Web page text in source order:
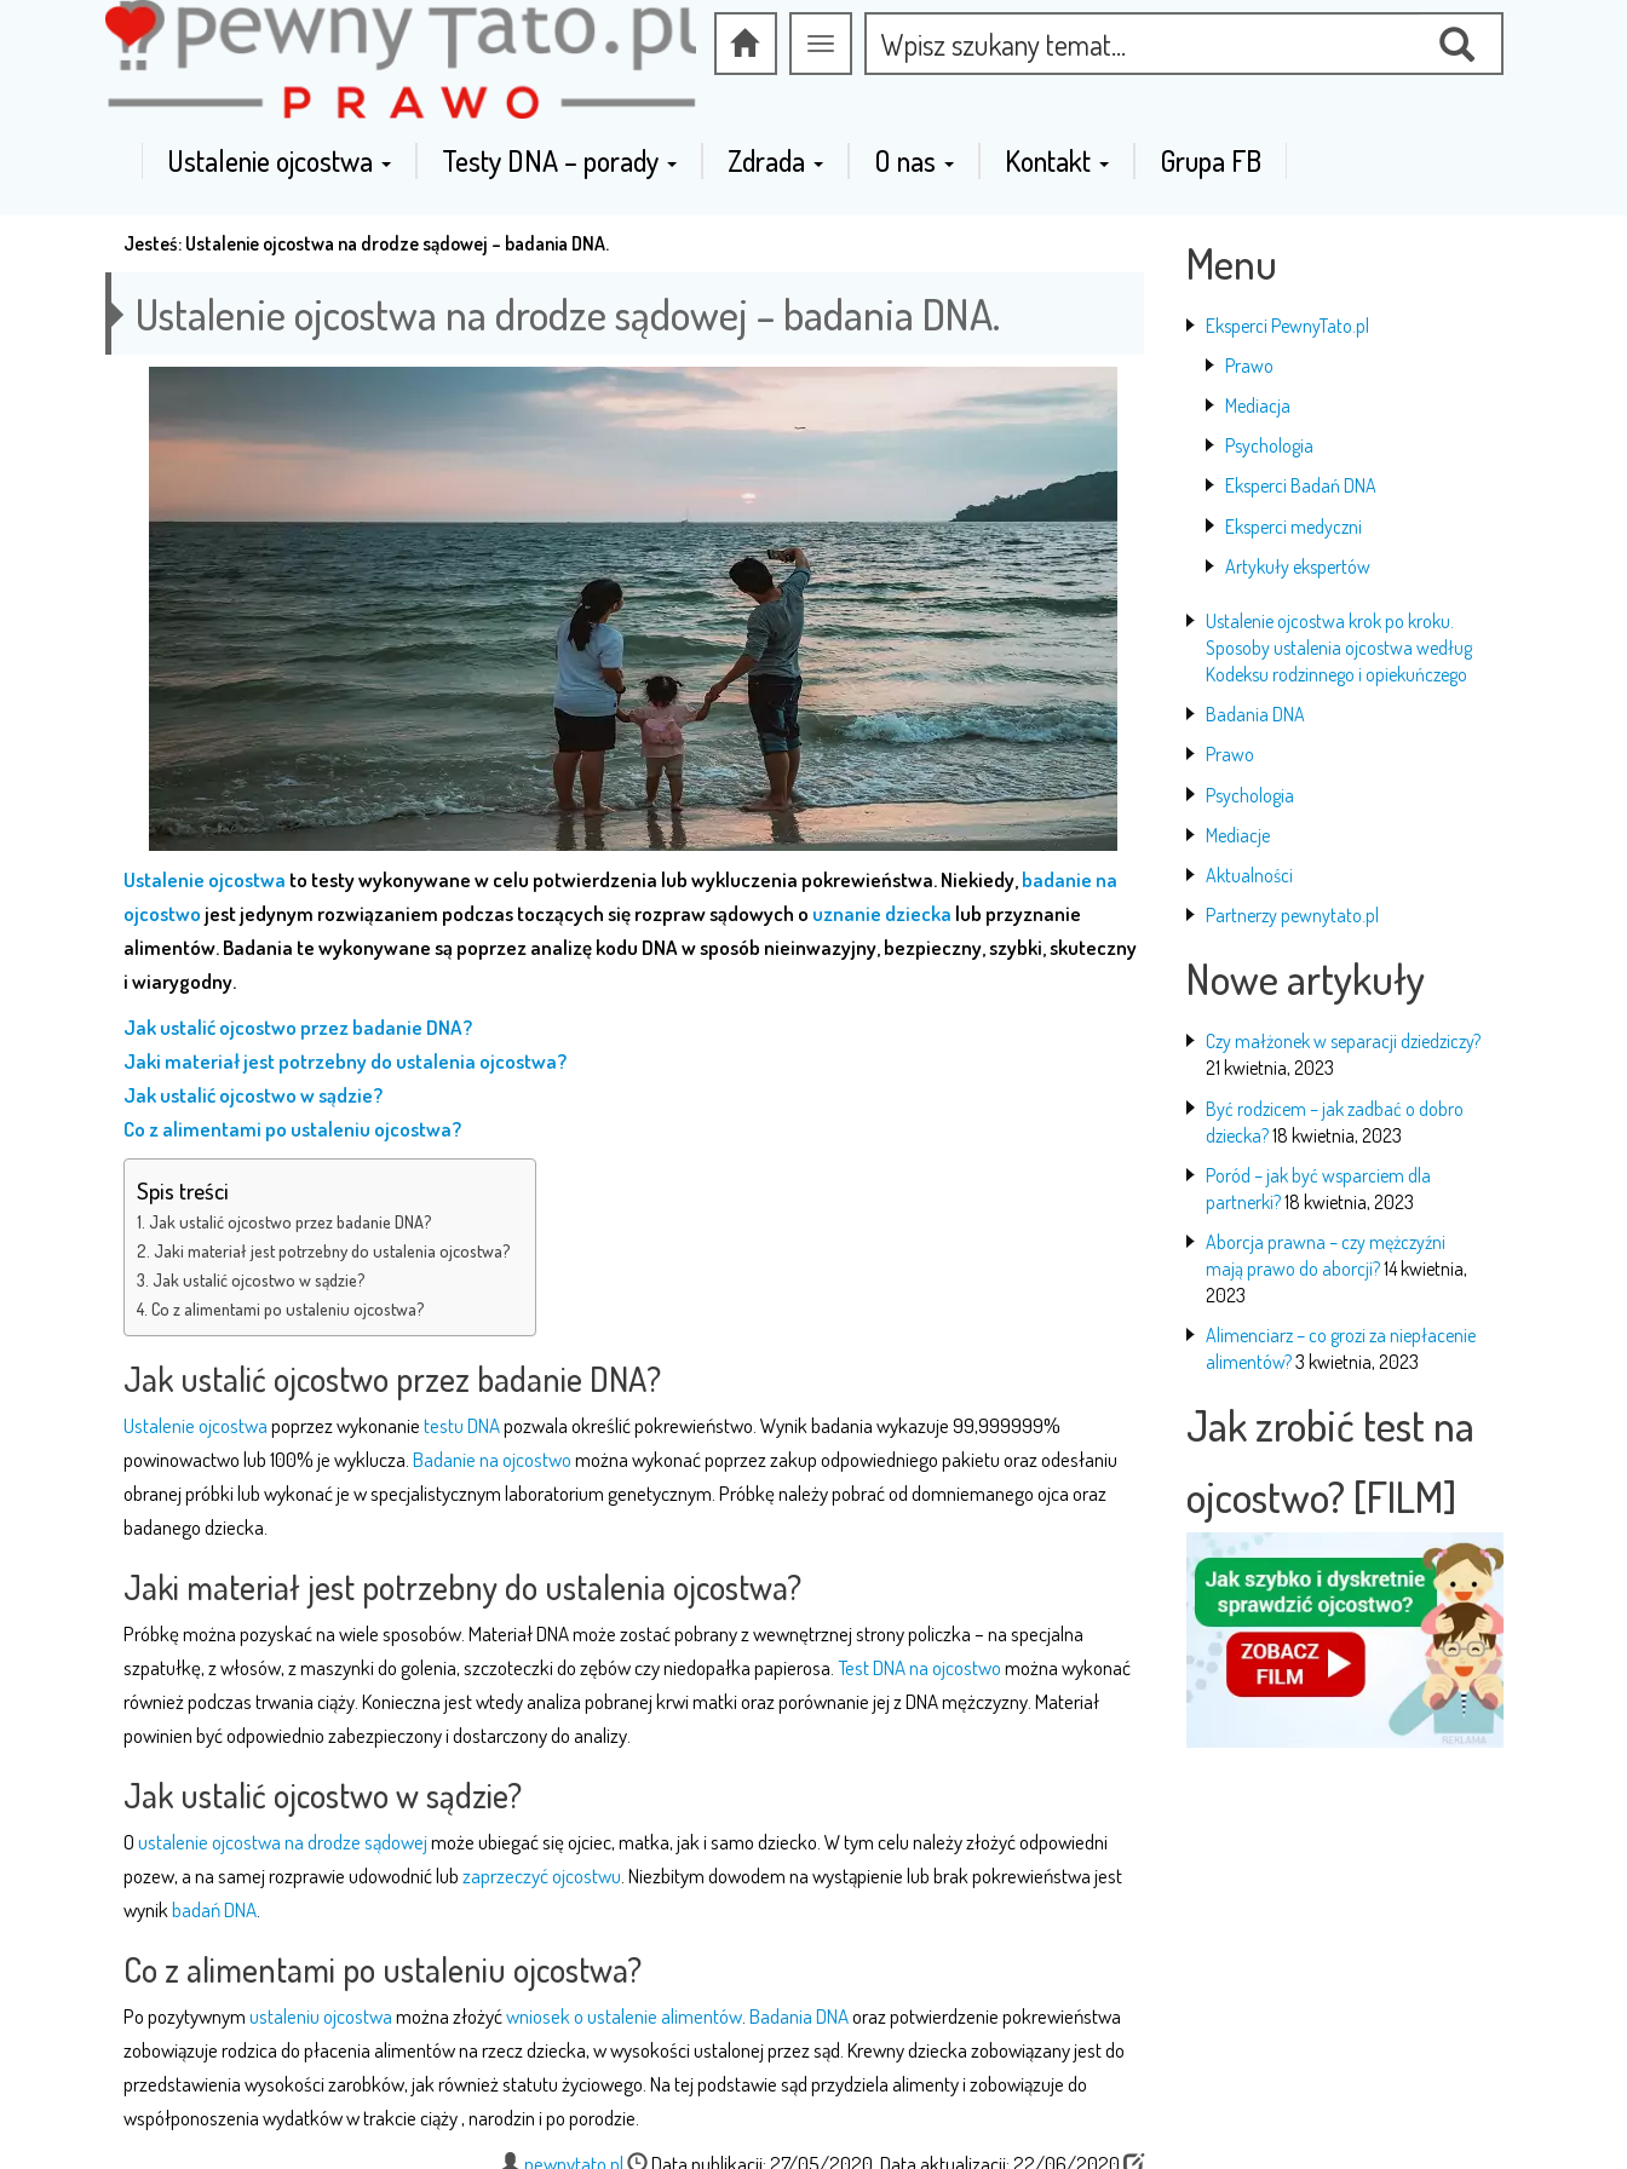
Przełącz
nawigację
Ustalenie ojcostwa Testy DNA – porady Zdrada O nas Kontakt Grupa FB
Jesteś: Ustalenie ojcostwa na drodze sądowej – badania DNA.
Ustalenie ojcostwa na drodze sądowej – badania DNA.
Ustalenie ojcostwa to testy wykonywane w celu potwierdzenia lub wykluczenia pokrewieństwa. Niekiedy, badanie na
ojcostwo jest jedynym rozwiązaniem podczas toczących się rozpraw sądowych o uznanie dziecka lub przyznanie
alimentów. Badania te wykonywane są poprzez analizę kodu DNA w sposób nieinwazyjny, bezpieczny, szybki, skuteczny
i wiarygodny.
Jak ustalić ojcostwo przez badanie DNA?
Jaki materiał jest potrzebny do ustalenia ojcostwa?
Jak ustalić ojcostwo w sądzie?
Co z alimentami po ustaleniu ojcostwa?
Spis treści
Jak ustalić ojcostwo przez badanie DNA?
Jaki materiał jest potrzebny do ustalenia ojcostwa?
Jak ustalić ojcostwo w sądzie?
Co z alimentami po ustaleniu ojcostwa?
Jak ustalić ojcostwo przez badanie DNA?
Ustalenie ojcostwapoprzez wykonanietestu DNApozwala określić pokrewieństwo. Wynik badania wykazuje 99,999999%
powinowactwo lub 100% je wyklucza. Badanie na ojcostwomożna wykonać poprzez zakup odpowiedniego pakietu oraz odesłaniu
obranej próbki lub wykonać je w specjalistycznym laboratorium genetycznym. Próbkę należy pobrać od domniemanego ojca oraz
badanego dziecka.
Jaki materiał jest potrzebny do ustalenia ojcostwa?
Próbkę można pozyskać na wiele sposobów. Materiał DNA może zostać pobrany z wewnętrznej strony policzka – na specjalna
szpatułkę, z włosów, z maszynki do golenia, szczoteczki do zębów czy niedopałka papierosa. Test DNA na ojcostwomożna wykonać
również podczas trwania ciąży. Konieczna jest wtedy analiza pobranej krwi matki oraz porównanie jej z DNA mężczyzny. Materiał
powinien być odpowiednio zabezpieczony i dostarczony do analizy.
Jak ustalić ojcostwo w sądzie?
Oustalenie ojcostwa na drodze sądowejmoże ubiegać się ojciec, matka, jak i samo dziecko. W tym celu należy złożyć odpowiedni
pozew, a na samej rozprawie udowodnić lubzaprzeczyć ojcostwu . Niezbitym dowodem na wystąpienie lub brak pokrewieństwa jest
wynikbadań DNA
Co z alimentami po ustaleniu ojcostwa?
Po pozytywnymustaleniu ojcostwamożna złożyćwniosek o ustalenie alimentów Badania DNAoraz potwierdzenie pokrewieństwa
zobowiązuje rodzica do płacenia alimentów na rzecz dziecka, w wysokości ustalonej przez sąd. Krewny dziecka zobowiązany jest do
przedstawienia wysokości zarobków, jak również statutu życiowego. Na tej podstawie sąd przydziela alimenty i zobowiązuje do
współponoszenia wydatków w trakcie ciąży , narodzin i po porodzie.
pewnytato.pl
Data publikacji: 27/05/2020, Data aktualizacji: 22/06/2020
Menu
Eksperci PewnyTato.pl
Prawo
Mediacja
Psychologia
Eksperci Badań DNA
Eksperci medyczni
Artykuły ekspertów
Ustalenie ojcostwa krok po kroku.
Sposoby ustalenia ojcostwa według
Kodeksu rodzinnego i opiekuńczego
Badania DNA
Prawo
Psychologia
Mediacje
Aktualności
Partnerzy pewnytato.pl
Nowe artykuły
Czy małżonek w separacji dziedziczy?
21 kwietnia, 2023
Być rodzicem – jak zadbać o dobro
dziecka?18 kwietnia, 2023
Poród – jak być wsparciem dla
partnerki?18 kwietnia, 2023
Aborcja prawna – czy mężczyźni
mają prawo do aborcji?14 kwietnia,
2023
Alimenciarz – co grozi za niepłacenie
alimentów?3 kwietnia, 2023
Jak zrobić test na
ojcostwo? [FILM]